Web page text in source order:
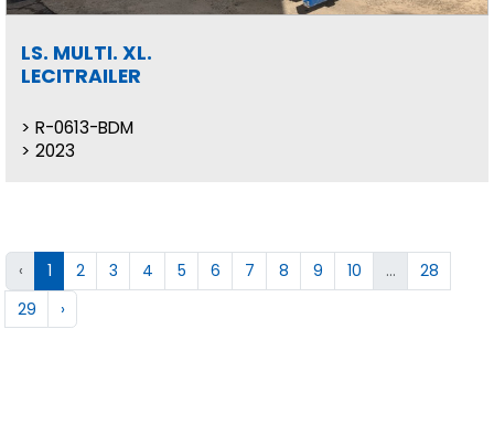
LS. MULTI. XL.
LECITRAILER
R-0613-BDM
2023
‹ 1 2 3 4 5 6 7 8 9 10 ...
28
29
›